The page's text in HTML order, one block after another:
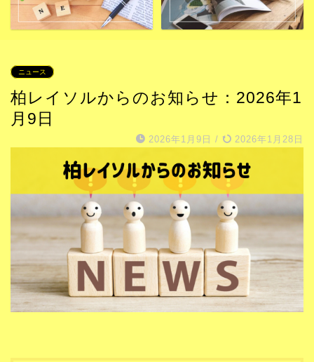
ニュース
柏レイソルからのお知らせ：2026年1
月9日
2026年1月9日 / 2026年1月28日